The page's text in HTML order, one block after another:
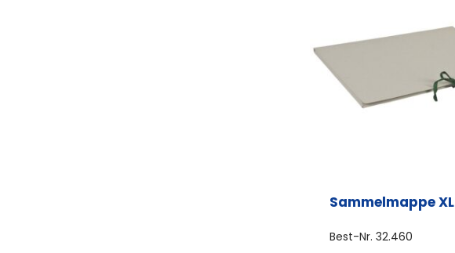
Sammelmappe XL
Best-Nr.32.460